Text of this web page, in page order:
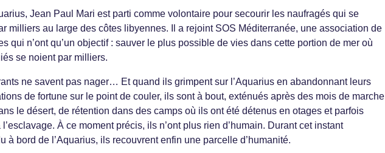
Jean Paul Mari est parti comme volontaire pour secourir les naufragés qui se
milliers au large des côtes libyennes. Il a rejoint SOS Méditerranée, une association de
qui n’ont qu’un objectif : sauver le plus possible de vies dans cette portion de mer où
se noient par milliers.
ne savent pas nager… Et quand ils grimpent sur l’Aquarius en abandonnant leurs
de fortune sur le point de couler, ils sont à bout, exténués après des mois de marche
le désert, de rétention dans des camps où ils ont été détenus en otages et parfois
l’esclavage. À ce moment précis, ils n’ont plus rien d’humain. Durant cet instant
à bord de l’Aquarius, ils recouvrent enfin une parcelle d’humanité.